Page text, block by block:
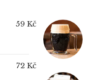
59 Kč
72 Kč